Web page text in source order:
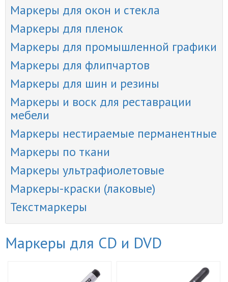
Маркеры для окон и стекла
Маркеры для пленок
Маркеры для промышленной графики
Маркеры для флипчартов
Маркеры для шин и резины
Маркеры и воск для реставрации
мебели
Маркеры нестираемые перманентные
Маркеры по ткани
Маркеры ультрафиолетовые
Маркеры-краски (лаковые)
Текстмаркеры
Маркеры для CD и DVD